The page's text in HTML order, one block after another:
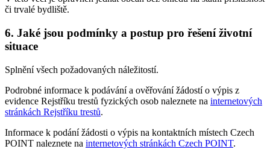
či trvalé bydliště.
6. Jaké jsou podmínky a postup pro řešení životní
situace
Splnění všech požadovaných náležitostí.
Podrobné informace k podávání a ověřování žádostí o výpis z
evidence Rejstříku trestů fyzických osob naleznete na internetových
stránkách Rejstříku trestů.
Informace k podání žádosti o výpis na kontaktních místech Czech
POINT naleznete na internetových stránkách Czech POINT.